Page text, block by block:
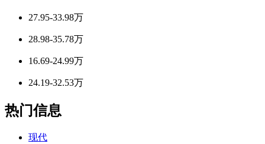
27.95-33.98万
28.98-35.78万
16.69-24.99万
24.19-32.53万
热门信息
现代